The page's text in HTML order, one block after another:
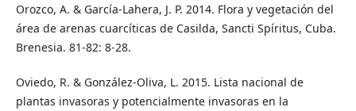
Orozco, A. & García-Lahera, J. P. 2014. Flora y vegetación del
área de arenas cuarcíticas de Casilda, Sancti Spíritus, Cuba.
Brenesia. 81-82: 8-28.
Oviedo, R. & González-Oliva, L. 2015. Lista nacional de
plantas invasoras y potencialmente invasoras en la